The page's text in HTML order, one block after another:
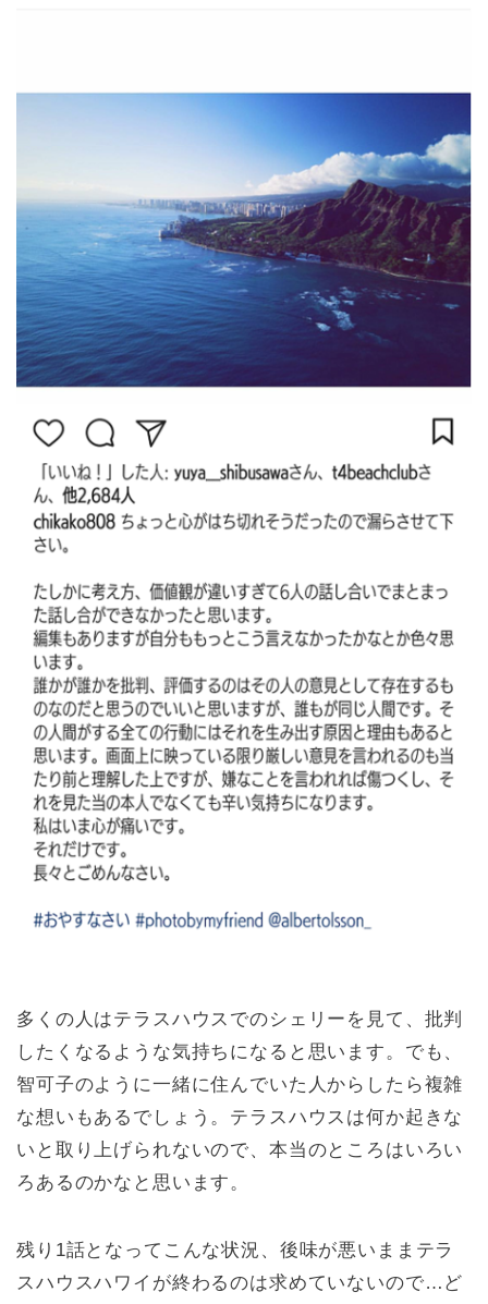
多くの人はテラスハウスでのシェリーを見て、批判
したくなるような気持ちになると思います。でも、
智可子のように一緒に住んでいた人からしたら複雑
な想いもあるでしょう。テラスハウスは何か起きな
いと取り上げられないので、本当のところはいろい
ろあるのかなと思います。
残り1話となってこんな状況、後味が悪いままテラ
スハウスハワイが終わるのは求めていないので…ど